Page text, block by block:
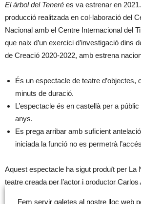
El árbol del Teneré es va estrenar en
producció realitzada en col·laboració del
Nacional amb el Centre Internacional del
que naix d’un exercici d’investigació dins
de Creació 2020-2022, amb estrena
És un espectacle de teatre d’objectes,
minuts de duració.
L’espectacle és en castellà per a
anys.
Es prega arribar amb suficient
iniciada la funció no es permetrà
Aquest espectacle ha sigut produït per La
teatre creada per l’actor i productor
Fem servir galetes al nostre lloc web